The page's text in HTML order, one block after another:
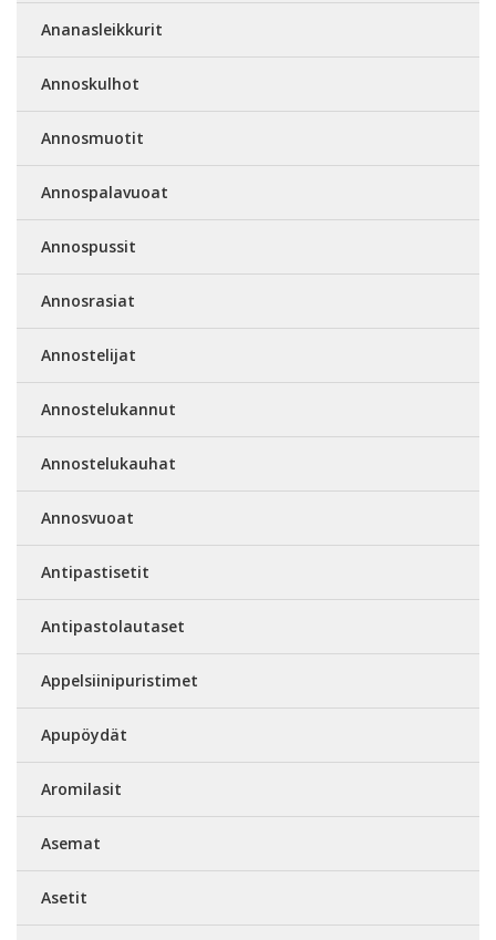
Ananasleikkurit
Annoskulhot
Annosmuotit
Annospalavuoat
Annospussit
Annosrasiat
Annostelijat
Annostelukannut
Annostelukauhat
Annosvuoat
Antipastisetit
Antipastolautaset
Appelsiinipuristimet
Apupöydät
Aromilasit
Asemat
Asetit